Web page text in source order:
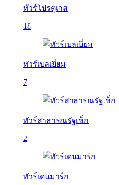
ทัวร์โปรตุเกส
18
ทัวร์เบลเยี่ยม
7
ทัวร์สาธารณรัฐเช็ก
2
ทัวร์เดนมาร์ก